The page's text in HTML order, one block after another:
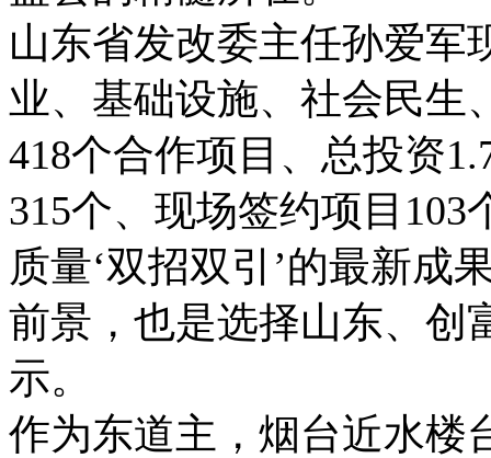
山东省发改委主任孙爱军
业、基础设施、社会民生
418个合作项目、总投资
315个、现场签约项目103
质量‘双招双引’的最新成
前景，也是选择山东、创
示。
作为东道主，烟台近水楼